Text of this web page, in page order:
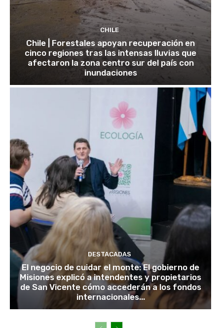
CHILE
Chile | Forestales apoyan recuperación en
cinco regiones tras las intensas lluvias que
afectaron la zona centro sur del país con
inundaciones
DESTACADAS
El negocio de cuidar el monte: El gobierno de
Misiones explicó a intendentes y propietarios
de San Vicente cómo accederán a los fondos
internacionales...